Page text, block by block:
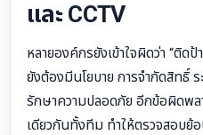
และ CCTV
หลายองค์กรยังเข้าใจผิดว่า “ติด
ยังต้องมีนโยบาย การจำกัดสิทธิ์ ร
รักษาความปลอดภัย อีกข้อผิดพ
เดียวกันทั้งทีม ทำให้ตรวจสอบย้